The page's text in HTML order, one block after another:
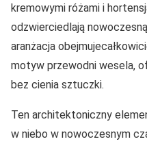
kremowymi różami i
odzwierciedlają
aranżacja
motyw przewodni wesela,
bez cienia sztuczki.
Ten architektoniczny
w niebo w nowoczesnym